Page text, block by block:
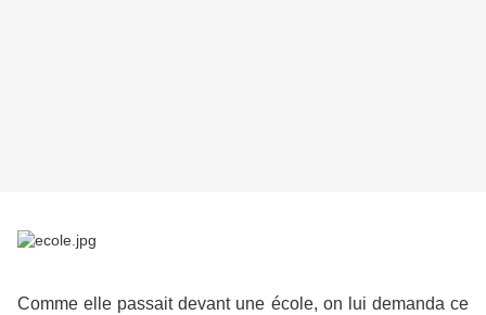
Comme elle passait devant une école, on lui demanda ce